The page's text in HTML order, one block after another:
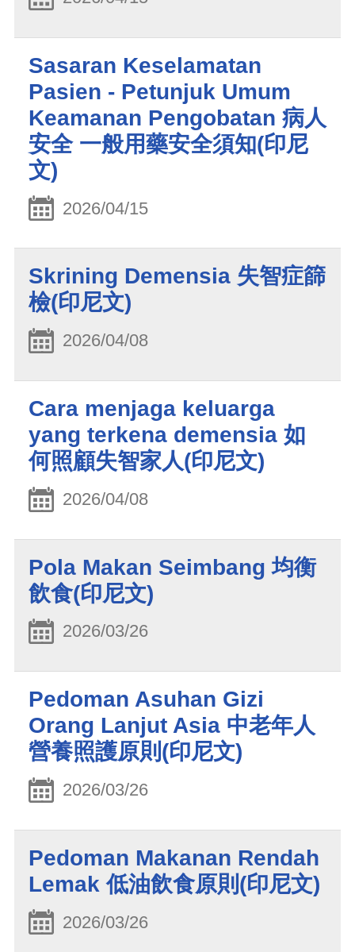
Sasaran Keselamatan
Pasien - Petunjuk Umum
Keamanan Pengobatan 病人
安全 一般用藥安全須知(印尼
文)
2026/04/15
Skrining Demensia 失智症篩
檢(印尼文)
2026/04/08
Cara menjaga keluarga
yang terkena demensia 如
何照顧失智家人(印尼文)
2026/04/08
Pola Makan Seimbang 均衡
飲食(印尼文)
2026/03/26
Pedoman Asuhan Gizi
Orang Lanjut Asia 中老年人
營養照護原則(印尼文)
2026/03/26
Pedoman Makanan Rendah
Lemak 低油飲食原則(印尼文)
2026/03/26